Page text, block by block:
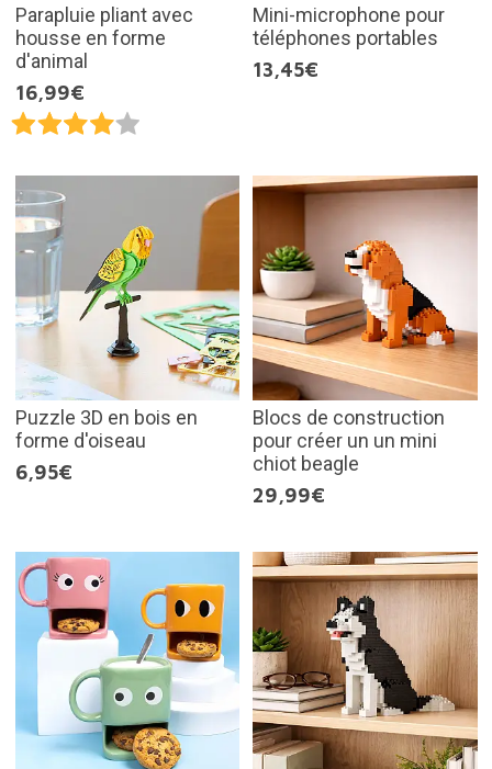
Parapluie pliant avec
housse en forme
d'animal
16,99€
Mini-microphone pour
téléphones portables
13,45€
Puzzle 3D en bois en
forme d'oiseau
6,95€
Blocs de construction
pour créer un un mini
chiot beagle
29,99€